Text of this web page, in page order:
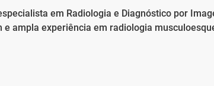
em Radiologia e Diagnóstico por
ampla experiência em radiologia